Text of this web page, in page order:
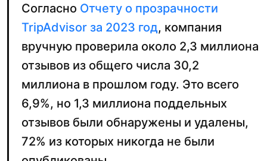
Согласно Отчету о прозрачности
TripAdvisor за 2023 год, компания
вручную проверила около 2,3 миллиона
отзывов из общего числа 30,2
миллиона в прошлом году. Это всего
6,9%, но 1,3 миллиона поддельных
отзывов были обнаружены и удалены,
72% из которых никогда не были